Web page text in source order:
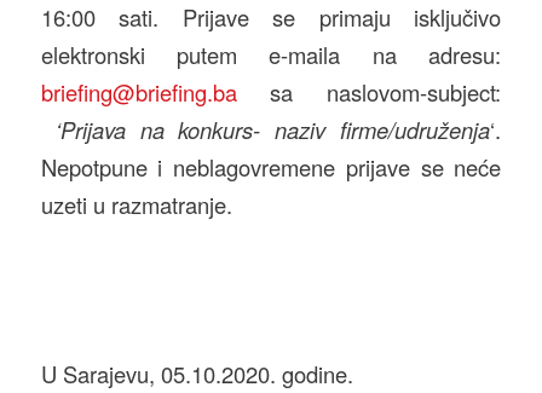
16:00 sati. Prijave se primaju isključivo
elektronski putem e-maila na adresu:
briefing@briefing.basa naslovom-subject:
‘Prijava na konkurs- naziv firme/udruženja‘.
Nepotpune i neblagovremene prijave se neće
uzeti u razmatranje.
U Sarajevu, 05.10.2020. godine.